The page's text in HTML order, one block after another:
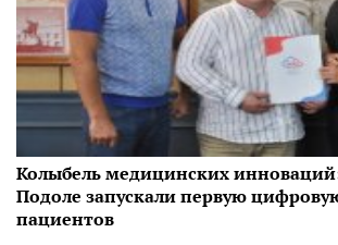
Колыбель медицинских
Подоле запускали первую
пациентов